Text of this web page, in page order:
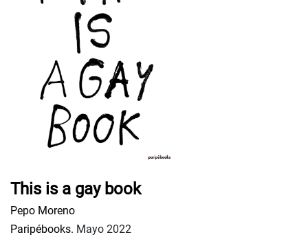
This is a gay book
Pepo Moreno
Paripébooks. Mayo 2022